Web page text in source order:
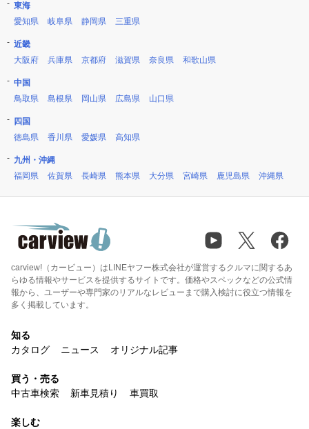
東海
愛知県
岐阜県 静岡県 三重県
近畿
大阪府
兵庫県 京都府 滋賀県 奈良県 和歌山県
中国
鳥取県
島根県 岡山県 広島県 山口県
四国
徳島県
香川県 愛媛県 高知県
九州・沖縄
福岡県
佐賀県 長崎県 熊本県 大分県 宮崎県 鹿児島県 沖縄県
carview!（カービュー）はLINEヤフー株式会社が運営するクルマに関するあ
らゆる情報やサービスを提供するサイトです。価格やスペックなどの公式情
報から、ユーザーや専門家のリアルなレビューまで購入検討に役立つ情報を
多く掲載しています。
知る
カタログ
ニュース オリジナル記事
買う・売る
中古車検索
新車見積り 車買取
楽しむ